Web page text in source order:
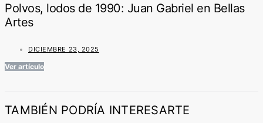
Polvos, lodos de 1990: Juan Gabriel en Bellas
Artes
DICIEMBRE 23, 2025
Ver artículo
TAMBIÉN PODRÍA INTERESARTE